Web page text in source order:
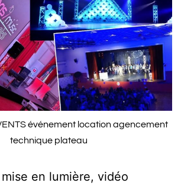
événement location agencement
technique plateau
en lumière, vidéo